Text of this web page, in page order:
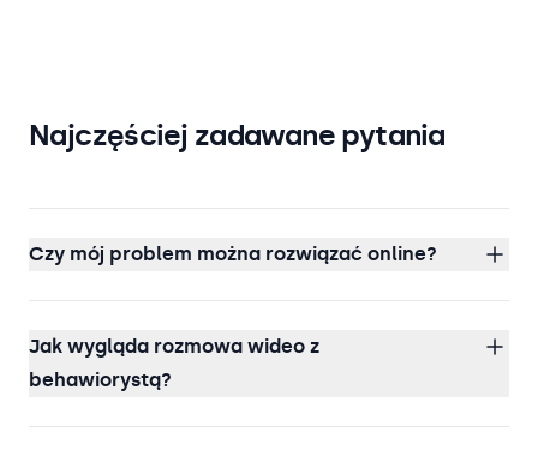
Najczęściej zadawane pytania
Czy mój problem można rozwiązać online?
Jak wygląda rozmowa wideo z
behawiorystą?